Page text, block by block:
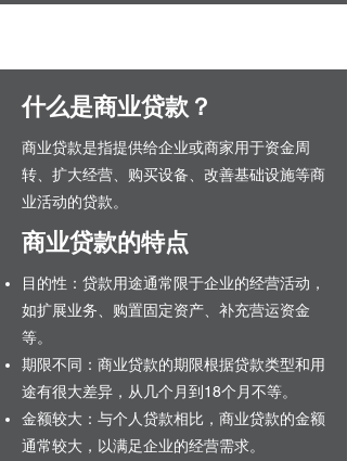
什么是商业贷款？
商业贷款是指提供给企业或商家用于资金周
转、扩大经营、购买设备、改善基础设施等商
业活动的贷款。
商业贷款的特点
目的性：贷款用途通常限于企业的经营活动，
如扩展业务、购置固定资产、补充营运资金
等。
期限不同：商业贷款的期限根据贷款类型和用
途有很大差异，从几个月到18个月不等。
金额较大：与个人贷款相比，商业贷款的金额
通常较大，以满足企业的经营需求。